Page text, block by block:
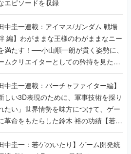
満たす！──小山順一朗が貫く姿勢に、
ムクリエイターとしての矜持を見た
ゲのいたり最終回】
中圭一連載：バーチャファイター編】
しい3D表現のために、軍事技術を採り
たい」世界情勢を味方につけて、ゲー
革命をもたらした鈴木 裕の功績【若ゲ
たり】
中圭一：若ゲのいたり】ゲーム開発統
境「Unreal Engine」最新バージョン
開発環境はどう変わる？ ゲーム業界向
リューションイベント「GTMF2019」